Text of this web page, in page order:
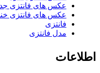
عکس های فانتزی
عکس های فانتزی
فانتزی
مدل فانتزی
اطلاعات